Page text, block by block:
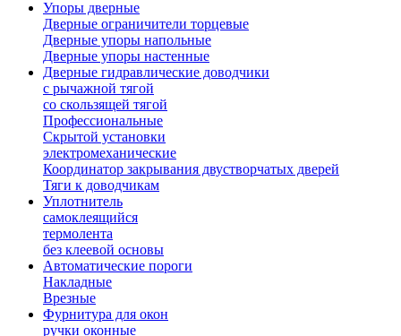
Упоры дверные
Дверные ограничители торцевые
Дверные упоры напольные
Дверные упоры настенные
Дверные гидравлические доводчики
с рычажной тягой
со скользящей тягой
Профессиональные
Скрытой установки
электромеханические
Координатор закрывания двустворчатых дверей
Тяги к доводчикам
Уплотнитель
самоклеящийся
термолента
без клеевой основы
Автоматические пороги
Накладные
Врезные
Фурнитура для окон
ручки оконные